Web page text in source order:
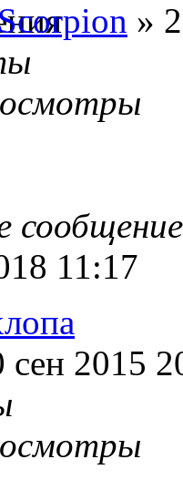
»
11:17
сен 2015